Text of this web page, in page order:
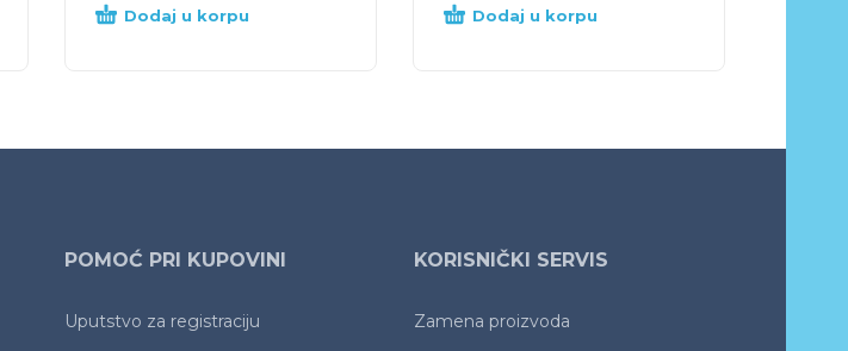
Dodaj u korpu Dodaj u korpu
POMOĆ PRI KUPOVINI
Uputstvo za registraciju
KORISNIČKI SERVIS
Zamena proizvoda